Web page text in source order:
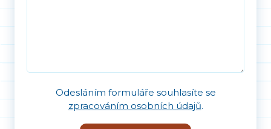
Odesláním formuláře souhlasíte se
zpracováním osobních údajů.